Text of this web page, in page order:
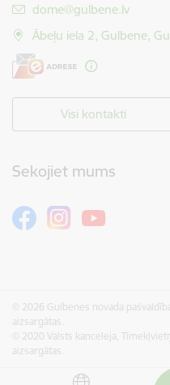
E-pasts:
dome@gulbene.lv
Ābeļu iela 2, Gulbene,
Visi kontakti
Sekojiet mums
© 2026 Gulbenes novada
aizsargātas.
© 2020 Valsts kanceleja,
aizsargātas.